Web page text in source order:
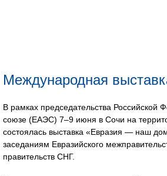
Международная
В рамках председательства Российской
союзе (ЕАЭС) 7–9 июня в Сочи на
состоялась выставка «Евразия — наш
заседаниям Евразийского
правительств СНГ.